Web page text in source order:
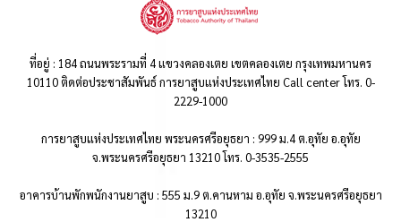
ที่อยู่ : 184 ถนนพระรามที่ 4 แขวงคลองเตย เขตคลองเตย กรุงเทพมหานคร
10110 ติดต่อประชาสัมพันธ์ การยาสูบแห่งประเทศไทย Call center โทร. 0-
2229-1000
การยาสูบแห่งประเทศไทย พระนครศรีอยุธยา : 999 ม.4 ต.อุทัย อ.อุทัย
จ.พระนครศรีอยุธยา 13210 โทร. 0-3535-2555
อาคารบ้านพักพนักงานยาสูบ : 555 ม.9 ต.คานหาม อ.อุทัย จ.พระนครศรีอยุธยา
13210